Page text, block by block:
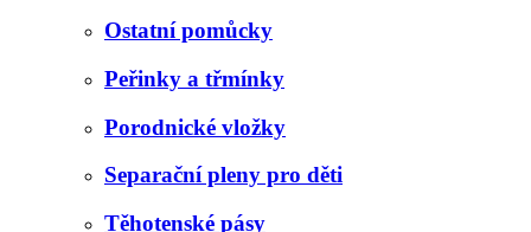
Ostatní pomůcky
Peřinky a třmínky
Porodnické vložky
Separační pleny pro děti
Těhotenské pásy